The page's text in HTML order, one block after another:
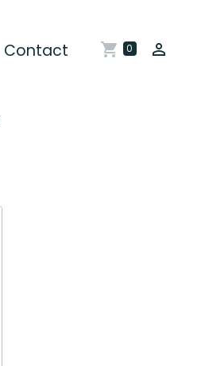
Contact 0